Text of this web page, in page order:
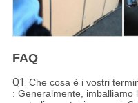
FAQ
Q1. Che cosa è i vostri
: Generalmente, imballiamo